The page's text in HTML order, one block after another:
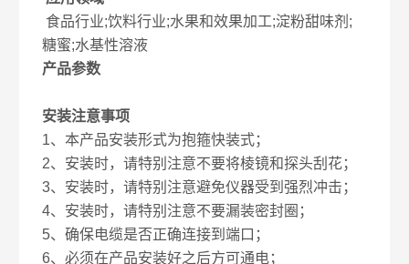
食品行业;饮料行业;水果和效果加工;淀粉甜味剂;
糖蜜;水基性溶液
产品参数
安装注意事项
1、本产品安装形式为抱箍快装式；
2、安装时，请特别注意不要将棱镜和探头刮花；
3、安装时，请特别注意避免仪器受到强烈冲击；
4、安装时，请特别注意不要漏装密封圈；
5、确保电缆是否正确连接到端口；
6、必须在产品安装好之后方可通电；